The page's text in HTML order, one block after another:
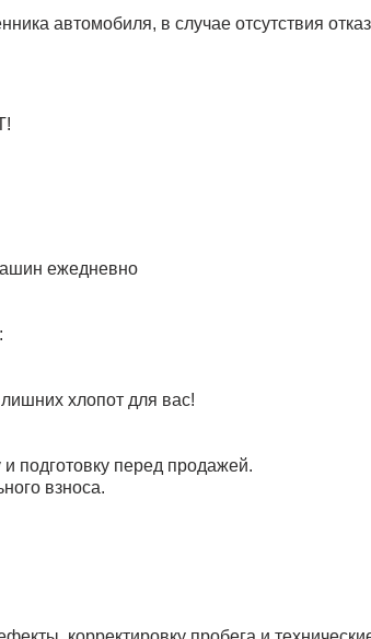
автомобиля, в случае отсутствия
ежедневно
хлопот для вас!
подготовку перед продажей.
взноса.